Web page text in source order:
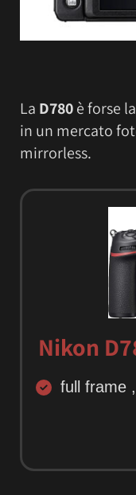
La D780è forse
in un mercato
mirrorless.
Nikon
full frame